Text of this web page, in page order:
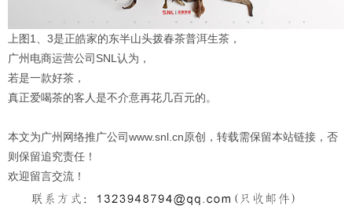
上图1、3是正皓家的东半山头拨春茶普洱生茶，
广州电商运营公司SNL认为，
若是一款好茶，
真正爱喝茶的客人是不介意再花几百元的。
本文为广州网络推广公司www.snl.cn原创，转载需保留本站链接，否
则保留追究责任！
欢迎留言交流！